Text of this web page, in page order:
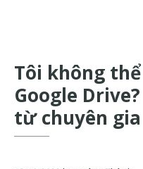
các
sản
phẩm
của
Tôi không
Google
từ chuyên gia